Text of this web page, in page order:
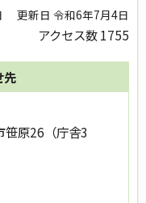
更新日 令和6年7月4日
アクセス数1755
先
笹原26（庁舎3